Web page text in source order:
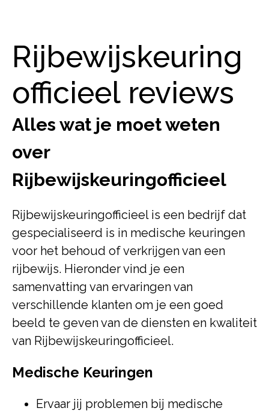
Rijbewijskeuring
officieel reviews
Alles wat je moet weten
over
Rijbewijskeuringofficieel
Rijbewijskeuringofficieel is een bedrijf dat
gespecialiseerd is in medische keuringen
voor het behoud of verkrijgen van een
rijbewijs. Hieronder vind je een
samenvatting van ervaringen van
verschillende klanten om je een goed
beeld te geven van de diensten en kwaliteit
van Rijbewijskeuringofficieel.
Medische Keuringen
Ervaar jij problemen bij medische